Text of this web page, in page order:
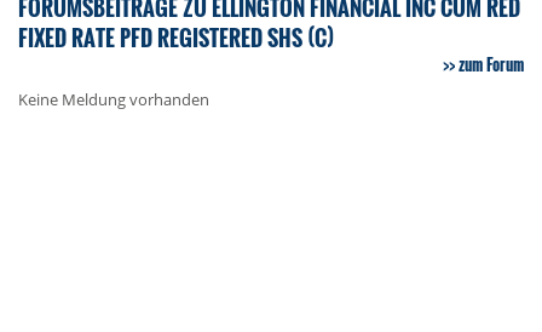
FORUMSBEITRÄGE ZU ELLINGTON FINANCIAL INC CUM RED
FIXED RATE PFD REGISTERED SHS (C)
zum Forum
Keine Meldung vorhanden